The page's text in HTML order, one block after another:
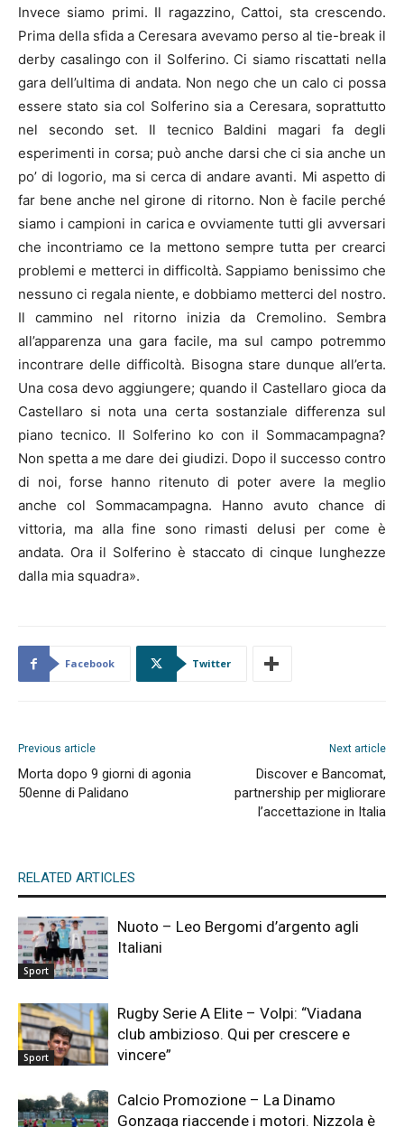
Invece siamo primi. Il ragazzino, Cattoi, sta crescendo.
Prima della sfida a Ceresara avevamo perso al tie-break il
derby casalingo con il Solferino. Ci siamo riscattati nella
gara dell’ultima di andata. Non nego che un calo ci possa
essere stato sia col Solferino sia a Ceresara, soprattutto
nel secondo set. Il tecnico Baldini magari fa degli
esperimenti in corsa; può anche darsi che ci sia anche un
po’ di logorio, ma si cerca di andare avanti. Mi aspetto di
far bene anche nel girone di ritorno. Non è facile perché
siamo i campioni in carica e ovviamente tutti gli avversari
che incontriamo ce la mettono sempre tutta per crearci
problemi e metterci in difficoltà. Sappiamo benissimo che
nessuno ci regala niente, e dobbiamo metterci del nostro.
Il cammino nel ritorno inizia da Cremolino. Sembra
all’apparenza una gara facile, ma sul campo potremmo
incontrare delle difficoltà. Bisogna stare dunque all’erta.
Una cosa devo aggiungere; quando il Castellaro gioca da
Castellaro si nota una certa sostanziale differenza sul
piano tecnico. Il Solferino ko con il Sommacampagna?
Non spetta a me dare dei giudizi. Dopo il successo contro
di noi, forse hanno ritenuto di poter avere la meglio
anche col Sommacampagna. Hanno avuto chance di
vittoria, ma alla fine sono rimasti delusi per come è
andata. Ora il Solferino è staccato di cinque lunghezze
dalla mia squadra».
Facebook Twitter
Previous article
Morta dopo 9 giorni di agonia
50enne di Palidano
Next article
Discover e Bancomat,
partnership per migliorare
l’accettazione in Italia
RELATED ARTICLES
Sport
Nuoto – Leo Bergomi d’argento agli
Italiani
Sport
Rugby Serie A Elite – Volpi: “Viadana
club ambizioso. Qui per crescere e
vincere”
Calcio Promozione – La Dinamo
Gonzaga riaccende i motori. Nizzola è